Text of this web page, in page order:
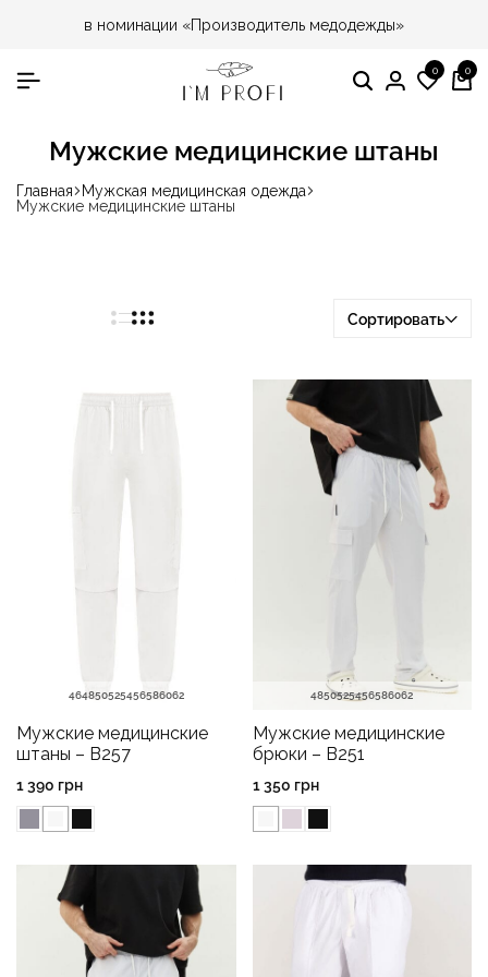
в номинации «Производитель медодежды»
Поиск
Вход
0 0
Мужские медицинские штаны
Главная
Мужская медицинская одежда
Мужские медицинские штаны
Сортировать
464850525456586062
Мужские медицинские
штаны – B257
1 390 грн
4850525456586062
Мужские медицинские
брюки – B251
1 350 грн